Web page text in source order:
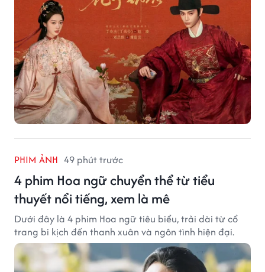
PHIM ẢNH 49 phút trước
4 phim Hoa ngữ chuyển thể từ tiểu
thuyết nổi tiếng, xem là mê
Dưới đây là 4 phim Hoa ngữ tiêu biểu, trải dài từ cổ
trang bi kịch đến thanh xuân và ngôn tình hiện đại.